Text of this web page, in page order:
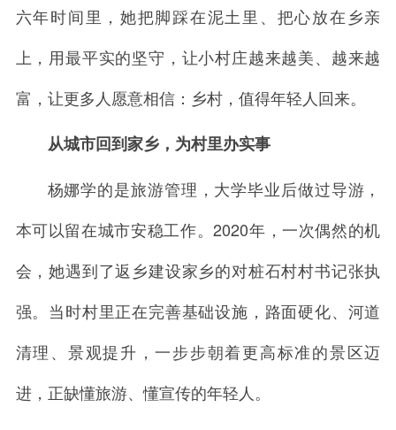
六年时间里，她把脚踩在泥土里、把心放在乡亲
上，用最平实的坚守，让小村庄越来越美、越来越
富，让更多人愿意相信：乡村，值得年轻人回来。
从城市回到家乡，为村里办实事
杨娜学的是旅游管理，大学毕业后做过导游，
本可以留在城市安稳工作。2020年，一次偶然的机
会，她遇到了返乡建设家乡的对桩石村村书记张执
强。当时村里正在完善基础设施，路面硬化、河道
清理、景观提升，一步步朝着更高标准的景区迈
进，正缺懂旅游、懂宣传的年轻人。